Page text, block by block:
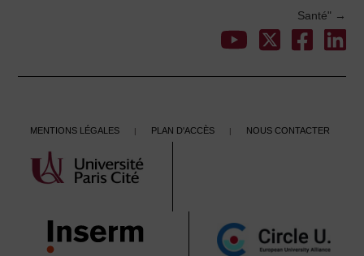
Santé" →
Mentions légales | Plan d'accès | Nous contacter